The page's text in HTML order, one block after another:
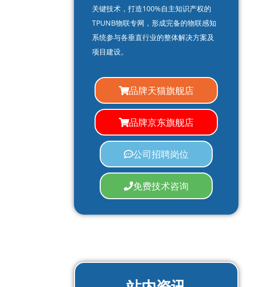
关键技术，打造100%自主知识产权的
TPUNB物联专网，形成完备的物联感知
系统参与各垂直行业的整体解决方案及
项目建设。
品牌天猫旗舰店
品牌京东旗舰店
公司招聘岗位
免费技术咨询